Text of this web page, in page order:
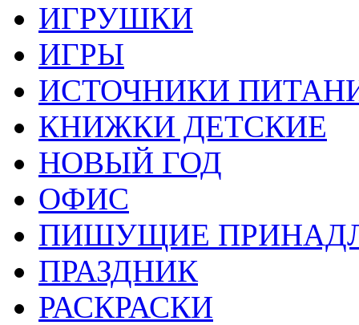
ИГРУШКИ
ИГРЫ
ИСТОЧНИКИ
КНИЖКИ ДЕТСКИЕ
НОВЫЙ ГОД
ОФИС
ПИШУЩИЕ
ПРАЗДНИК
РАСКРАСКИ